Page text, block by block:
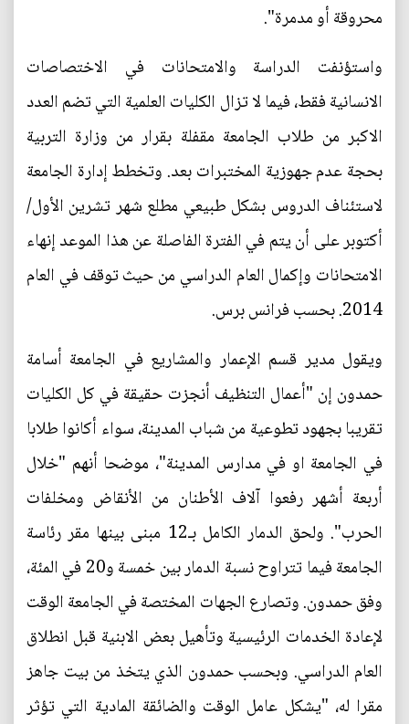
محروقة أو مدمرة".
واستؤنفت الدراسة والامتحانات في الاختصاصات
الانسانية فقط، فيما لا تزال الكليات العلمية التي تضم العدد
الاكبر من طلاب الجامعة مقفلة بقرار من وزارة التربية
بحجة عدم جهوزية المختبرات بعد. وتخطط إدارة الجامعة
لاستئناف الدروس بشكل طبيعي مطلع شهر تشرين الأول/
أكتوبر على أن يتم في الفترة الفاصلة عن هذا الموعد إنهاء
الامتحانات وإكمال العام الدراسي من حيث توقف في العام
2014. بحسب فرانس برس.
ويقول مدير قسم الإعمار والمشاريع في الجامعة أسامة
حمدون إن "أعمال التنظيف أنجزت حقيقة في كل الكليات
تقريبا بجهود تطوعية من شباب المدينة، سواء أكانوا طلابا
في الجامعة او في مدارس المدينة"، موضحا أنهم "خلال
أربعة أشهر رفعوا آلاف الأطنان من الأنقاض ومخلفات
الحرب". ولحق الدمار الكامل بـ12 مبنى بينها مقر رئاسة
الجامعة فيما تتراوح نسبة الدمار بين خمسة و20 في المئة،
وفق حمدون. وتصارع الجهات المختصة في الجامعة الوقت
لإعادة الخدمات الرئيسية وتأهيل بعض الابنية قبل انطلاق
العام الدراسي. وبحسب حمدون الذي يتخذ من بيت جاهز
مقرا له، "يشكل عامل الوقت والضائقة المادية التي تؤثر